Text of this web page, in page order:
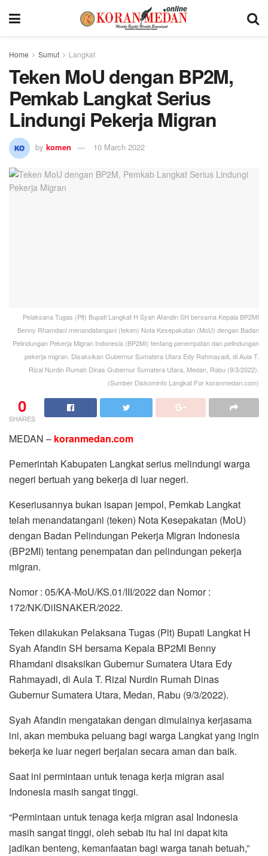
Home Sumut Langkat
Teken MoU dengan BP2M,
Pemkab Langkat Serius
Lindungi Pekerja Migran
by komen 10 March 2022
Pelaksana Tugas (Plt) Bupati Langkat H Syah Afandin SH bersama Kepala BP2MI
Benny Rhamdani menandatangani (teken) Nota Kesepakatan (MoU) dengan Badan
Pelindungan Pekerja Migran Indonesia (BP2MI) tentang penempatan dan pelindungan
pekerja migran. Disaksikan Gubernur Sumatera Utara Edy Rahmayadi, di Aula T.
Rizal Nurdin Rumah Dinas Gubernur Sumatera Utara, Medan, Rabu (9/3/2022).
(Sumber Diskominfo Langkat For koranmedan.com)
0
SHARES
MEDAN – koranmedan.com
Pemerintah Kabupaten Langkat serius melindungi warga
negeri bertuah yang bekerja di luar negeri.
Keseriusannya bukan isapan jempol, Pemkab Langkat
telah menandatangani (teken) Nota Kesepakatan (MoU)
dengan Badan Pelindungan Pekerja Migran Indonesia
(BP2MI) tentang penempatan dan pelindungan pekerja
migran.
Nomor : 05/KA-MoU/KS.01/III/2022 dan Nomor :
172/NK/DiISNAKER/2022.
Teken dilakukan Pelaksana Tugas (Plt) Bupati Langkat H
Syah Afandin SH bersama Kepala BP2MI Benny
Rhamdani disaksikan Gubernur Sumatera Utara Edy
Rahmayadi, di Aula T. Rizal Nurdin Rumah Dinas
Gubernur Sumatera Utara, Medan, Rabu (9/3/2022).
Syah Afandin mengatakan dengan dimulainya kerjasama
ini, akan membuka peluang bagi warga Langkat yang ingin
bekerja ke luar negeri berjalan secara aman dan baik.
Saat ini permintaan untuk tenaga kerja migran asal
Indonesia masih sangat tinggi.
“Permintaan untuk tenaga kerja migran asal Indonesia
masih sangat tinggi, oleh sebab itu hal ini dapat kita
jadikan benteng, kemanfaatan bagi warga tanah betuah,”